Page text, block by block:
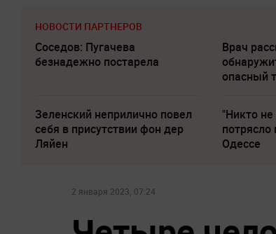
НОВОСТИ ПАРТНЕРОВ
Соседов: Пугачева
безнадежно постарела
Врач
опасный
Зеленский неприлично повел
cебя в присутствии фон дер
Ляйен
"Никто
Одессе
2 января 2023, 07:24